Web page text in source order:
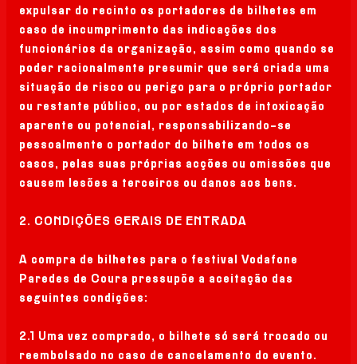
expulsar do recinto os portadores de bilhetes em
caso de incumprimento das indicações dos
funcionários da organização, assim como quando se
poder racionalmente presumir que será criada uma
situação de risco ou perigo para o próprio portador
ou restante público, ou por estados de intoxicação
aparente ou potencial, responsabilizando-se
pessoalmente o portador do bilhete em todos os
casos, pelas suas próprias acções ou omissões que
causem lesões a terceiros ou danos aos bens.
2. CONDIÇÕES GERAIS DE ENTRADA
A compra de bilhetes para o festival Vodafone
Paredes de Coura pressupõe a aceitação das
seguintes condições:
2.1 Uma vez comprado, o bilhete só será trocado ou
reembolsado no caso de cancelamento do evento.